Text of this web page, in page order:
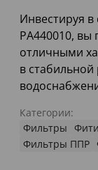
Инвестируя
PA440010, вы
отличными
в
Категории:
Фильтры
Фильтры ППР